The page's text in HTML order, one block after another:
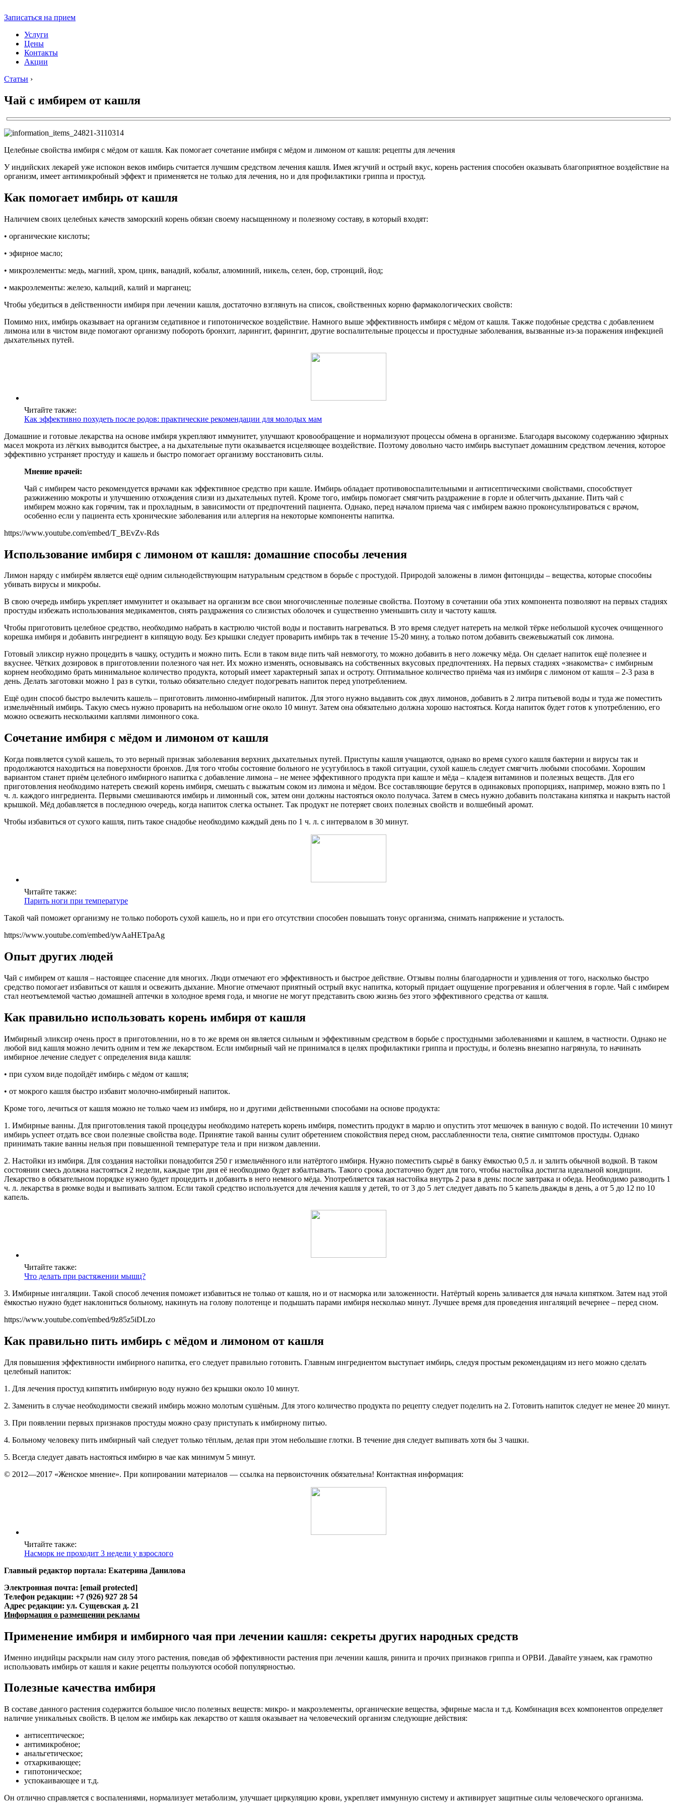
Записаться на прием
Услуги
Цены
Контакты
Акции
Статьи ›
Чай с имбирем от кашля
Целебные свойства имбиря с мёдом от кашля. Как помогает сочетание имбиря с мёдом и лимоном от кашля: рецепты для лечения
У индийских лекарей уже испокон веков имбирь считается лучшим средством лечения кашля. Имея жгучий и острый вкус, корень растения способен оказывать благоприятное воздействие на
организм, имеет антимикробный эффект и применяется не только для лечения, но и для профилактики гриппа и простуд.
Как помогает имбирь от кашля
Наличием своих целебных качеств заморский корень обязан своему насыщенному и полезному составу, в который входят:
• органические кислоты;
• эфирное масло;
• микроэлементы: медь, магний, хром, цинк, ванадий, кобальт, алюминий, никель, селен, бор, стронций, йод;
• макроэлементы: железо, кальций, калий и марганец;
Чтобы убедиться в действенности имбиря при лечении кашля, достаточно взглянуть на список, свойственных корню фармакологических свойств:
Помимо них, имбирь оказывает на организм седативное и гипотоническое воздействие. Намного выше эффективность имбиря с мёдом от кашля. Также подобные средства с добавлением
лимона или в чистом виде помогают организму побороть бронхит, ларингит, фарингит, другие воспалительные процессы и простудные заболевания, вызванные из-за поражения инфекцией
дыхательных путей.
Читайте также:
Как эффективно похудеть после родов: практические рекомендации для молодых мам
Домашние и готовые лекарства на основе имбиря укрепляют иммунитет, улучшают кровообращение и нормализуют процессы обмена в организме. Благодаря высокому содержанию эфирных
масел мокрота из лёгких выводится быстрее, а на дыхательные пути оказывается исцеляющее воздействие. Поэтому довольно часто имбирь выступает домашним средством лечения, которое
эффективно устраняет простуду и кашель и быстро помогает организму восстановить силы.
Мнение врачей:
Чай с имбирем часто рекомендуется врачами как эффективное средство при кашле. Имбирь обладает противовоспалительными и антисептическими свойствами, способствует
разжижению мокроты и улучшению отхождения слизи из дыхательных путей. Кроме того, имбирь помогает смягчить раздражение в горле и облегчить дыхание. Пить чай с
имбирем можно как горячим, так и прохладным, в зависимости от предпочтений пациента. Однако, перед началом приема чая с имбирем важно проконсультироваться с врачом,
особенно если у пациента есть хронические заболевания или аллергия на некоторые компоненты напитка.
https://www.youtube.com/embed/T_BEvZv-Rds
Использование имбиря с лимоном от кашля: домашние способы лечения
Лимон наряду с имбирём является ещё одним сильнодействующим натуральным средством в борьбе с простудой. Природой заложены в лимон фитонциды – вещества, которые способны
убивать вирусы и микробы.
В свою очередь имбирь укрепляет иммунитет и оказывает на организм все свои многочисленные полезные свойства. Поэтому в сочетании оба этих компонента позволяют на первых стадиях
простуды избежать использования медикаментов, снять раздражения со слизистых оболочек и существенно уменьшить силу и частоту кашля.
Чтобы приготовить целебное средство, необходимо набрать в кастрюлю чистой воды и поставить нагреваться. В это время следует натереть на мелкой тёрке небольшой кусочек очищенного
корешка имбиря и добавить ингредиент в кипящую воду. Без крышки следует проварить имбирь так в течение 15-20 мину, а только потом добавить свежевыжатый сок лимона.
Готовый эликсир нужно процедить в чашку, остудить и можно пить. Если в таком виде пить чай невмоготу, то можно добавить в него ложечку мёда. Он сделает напиток ещё полезнее и
вкуснее. Чётких дозировок в приготовлении полезного чая нет. Их можно изменять, основываясь на собственных вкусовых предпочтениях. На первых стадиях «знакомства» с имбирным
корнем необходимо брать минимальное количество продукта, который имеет характерный запах и остроту. Оптимальное количество приёма чая из имбиря с лимоном от кашля – 2-3 раза в
день. Делать заготовки можно 1 раз в сутки, только обязательно следует подогревать напиток перед употреблением.
Ещё один способ быстро вылечить кашель – приготовить лимонно-имбирный напиток. Для этого нужно выдавить сок двух лимонов, добавить в 2 литра питьевой воды и туда же поместить
измельчённый имбирь. Такую смесь нужно проварить на небольшом огне около 10 минут. Затем она обязательно должна хорошо настояться. Когда напиток будет готов к употреблению, его
можно освежить несколькими каплями лимонного сока.
Сочетание имбиря с мёдом и лимоном от кашля
Когда появляется сухой кашель, то это верный признак заболевания верхних дыхательных путей. Приступы кашля учащаются, однако во время сухого кашля бактерии и вирусы так и
продолжаются находиться на поверхности бронхов. Для того чтобы состояние больного не усугубилось в такой ситуации, сухой кашель следует смягчить любыми способами. Хорошим
вариантом станет приём целебного имбирного напитка с добавление лимона – не менее эффективного продукта при кашле и мёда – кладезя витаминов и полезных веществ. Для его
приготовления необходимо натереть свежий корень имбиря, смешать с выжатым соком из лимона и мёдом. Все составляющие берутся в одинаковых пропорциях, например, можно взять по 1
ч. л. каждого ингредиента. Первыми смешиваются имбирь и лимонный сок, затем они должны настояться около получаса. Затем в смесь нужно добавить полстакана кипятка и накрыть настой
крышкой. Мёд добавляется в последнюю очередь, когда напиток слегка остынет. Так продукт не потеряет своих полезных свойств и волшебный аромат.
Чтобы избавиться от сухого кашля, пить такое снадобье необходимо каждый день по 1 ч. л. с интервалом в 30 минут.
Читайте также:
Парить ноги при температуре
Такой чай поможет организму не только побороть сухой кашель, но и при его отсутствии способен повышать тонус организма, снимать напряжение и усталость.
https://www.youtube.com/embed/ywAaHETpaAg
Опыт других людей
Чай с имбирем от кашля – настоящее спасение для многих. Люди отмечают его эффективность и быстрое действие. Отзывы полны благодарности и удивления от того, насколько быстро
средство помогает избавиться от кашля и освежить дыхание. Многие отмечают приятный острый вкус напитка, который придает ощущение прогревания и облегчения в горле. Чай с имбирем
стал неотъемлемой частью домашней аптечки в холодное время года, и многие не могут представить свою жизнь без этого эффективного средства от кашля.
Как правильно использовать корень имбиря от кашля
Имбирный эликсир очень прост в приготовлении, но в то же время он является сильным и эффективным средством в борьбе с простудными заболеваниями и кашлем, в частности. Однако не
любой вид кашля можно лечить одним и тем же лекарством. Если имбирный чай не принимался в целях профилактики гриппа и простуды, и болезнь внезапно нагрянула, то начинать
имбирное лечение следует с определения вида кашля:
• при сухом виде подойдёт имбирь с мёдом от кашля;
• от мокрого кашля быстро избавит молочно-имбирный напиток.
Кроме того, лечиться от кашля можно не только чаем из имбиря, но и другими действенными способами на основе продукта:
1. Имбирные ванны. Для приготовления такой процедуры необходимо натереть корень имбиря, поместить продукт в марлю и опустить этот мешочек в ванную с водой. По истечении 10 минут
имбирь успеет отдать все свои полезные свойства воде. Принятие такой ванны сулит обретением спокойствия перед сном, расслабленности тела, снятие симптомов простуды. Однако
принимать такие ванны нельзя при повышенной температуре тела и при низком давлении.
2. Настойки из имбиря. Для создания настойки понадобится 250 г измельчённого или натёртого имбиря. Нужно поместить сырьё в банку ёмкостью 0,5 л. и залить обычной водкой. В таком
состоянии смесь должна настояться 2 недели, каждые три дня её необходимо будет взбалтывать. Такого срока достаточно будет для того, чтобы настойка достигла идеальной кондиции.
Лекарство в обязательном порядке нужно будет процедить и добавить в него немного мёда. Употребляется такая настойка внутрь 2 раза в день: после завтрака и обеда. Необходимо разводить 1
ч. л. лекарства в рюмке воды и выпивать залпом. Если такой средство используется для лечения кашля у детей, то от 3 до 5 лет следует давать по 5 капель дважды в день, а от 5 до 12 по 10
капель.
Читайте также:
Что делать при растяжении мышц?
3. Имбирные ингаляции. Такой способ лечения поможет избавиться не только от кашля, но и от насморка или заложенности. Натёртый корень заливается для начала кипятком. Затем над этой
ёмкостью нужно будет наклониться больному, накинуть на голову полотенце и подышать парами имбиря несколько минут. Лучшее время для проведения ингаляций вечернее – перед сном.
https://www.youtube.com/embed/9z85z5iDLzo
Как правильно пить имбирь с мёдом и лимоном от кашля
Для повышения эффективности имбирного напитка, его следует правильно готовить. Главным ингредиентом выступает имбирь, следуя простым рекомендациям из него можно сделать
целебный напиток:
1. Для лечения простуд кипятить имбирную воду нужно без крышки около 10 минут.
2. Заменить в случае необходимости свежий имбирь можно молотым сушёным. Для этого количество продукта по рецепту следует поделить на 2. Готовить напиток следует не менее 20 минут.
3. При появлении первых признаков простуды можно сразу приступать к имбирному питью.
4. Больному человеку пить имбирный чай следует только тёплым, делая при этом небольшие глотки. В течение дня следует выпивать хотя бы 3 чашки.
5. Всегда следует давать настояться имбирю в чае как минимум 5 минут.
© 2012—2017 «Женское мнение». При копировании материалов — ссылка на первоисточник обязательна! Контактная информация:
Читайте также:
Насморк не проходит 3 недели у взрослого
Главный редактор портала: Екатерина Данилова
Электронная почта: [email protected]
Телефон редакции: +7 (926) 927 28 54
Адрес редакции: ул. Сущевская д. 21
Информация о размещении рекламы
Применение имбиря и имбирного чая при лечении кашля: секреты других народных средств
Именно индийцы раскрыли нам силу этого растения, поведав об эффективности растения при лечении кашля, ринита и прочих признаков гриппа и ОРВИ. Давайте узнаем, как грамотно
использовать имбирь от кашля и какие рецепты пользуются особой популярностью.
Полезные качества имбиря
В составе данного растения содержится большое число полезных веществ: микро- и макроэлементы, органические вещества, эфирные масла и т.д. Комбинация всех компонентов определяет
наличие уникальных свойств. В целом же имбирь как лекарство от кашля оказывает на человеческий организм следующие действия:
антисептическое;
антимикробное;
анальгетическое;
отхаркивающее;
гипотоническое;
успокаивающее и т.д.
Он отлично справляется с воспалениями, нормализует метаболизм, улучшает циркуляцию крови, укрепляет иммунную систему и активирует защитные силы человеческого организма.